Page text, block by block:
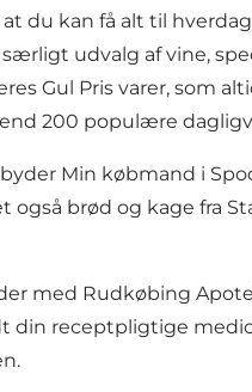
at du kan få alt til
udvalg af vine,
Gul Pris varer, som
200 populære
Min købmand i
også brød og kage fra
med Rudkøbing
din receptpligtige